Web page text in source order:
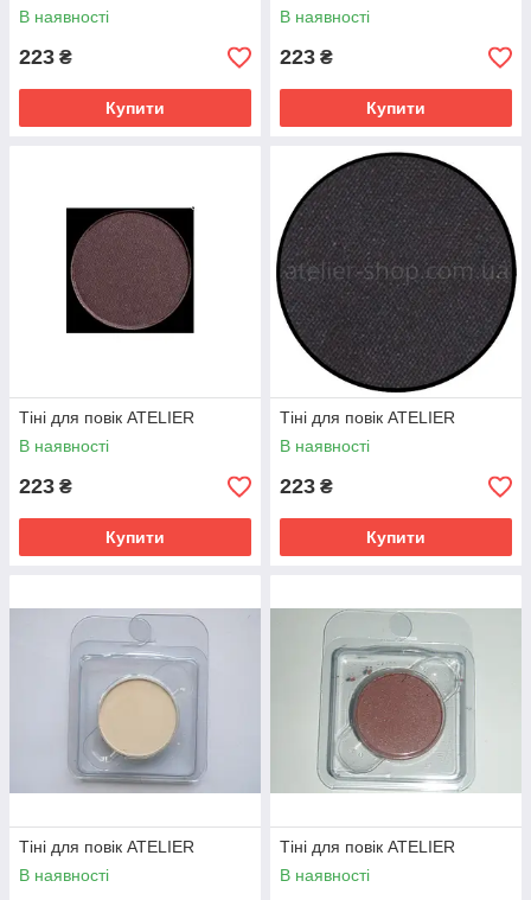
В наявності
223 ₴
Купити
В наявності
223 ₴
Купити
Тіні для повік ATELIER
В наявності
223 ₴
Купити
Тіні для повік ATELIER
В наявності
223 ₴
Купити
Тіні для повік ATELIER
В наявності
Тіні для повік ATELIER
В наявності